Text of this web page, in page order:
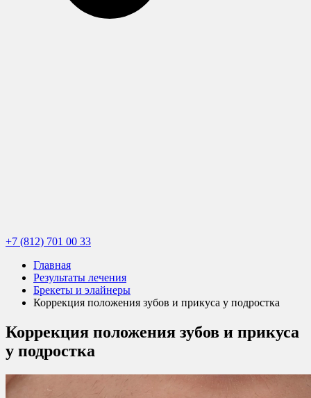
+7 (812) 701 00 33
Главная
Результаты лечения
Брекеты и элайнеры
Коррекция положения зубов и прикуса у подростка
Коррекция положения зубов и прикуса
у подростка